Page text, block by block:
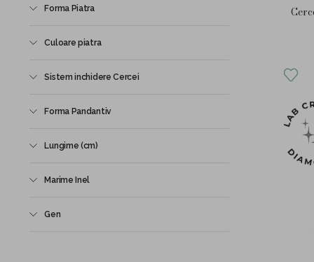
Forma Piatra
Culoare piatra
Sistem inchidere Cercei
Forma Pandantiv
Lungime (cm)
Marime Inel
Gen